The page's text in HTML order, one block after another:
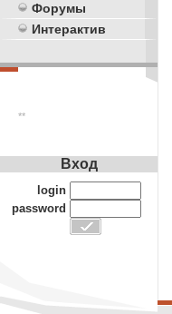
Форумы
Интерактив
**
Вход
login
password